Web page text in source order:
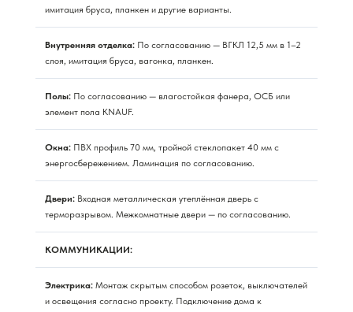
имитация бруса, планкен и другие варианты.
Внутренняя отделка: По согласованию — ВГКЛ 12,5 мм в 1–2
слоя, имитация бруса, вагонка, планкен.
Полы: По согласованию — влагостойкая фанера, ОСБ или
элемент пола KNAUF.
Окна: ПВХ профиль 70 мм, тройной стеклопакет 40 мм с
энергосбережением. Ламинация по согласованию.
Двери: Входная металлическая утеплённая дверь с
терморазрывом. Межкомнатные двери — по согласованию.
КОММУНИКАЦИИ:
Электрика: Монтаж скрытым способом розеток, выключателей
и освещения согласно проекту. Подключение дома к